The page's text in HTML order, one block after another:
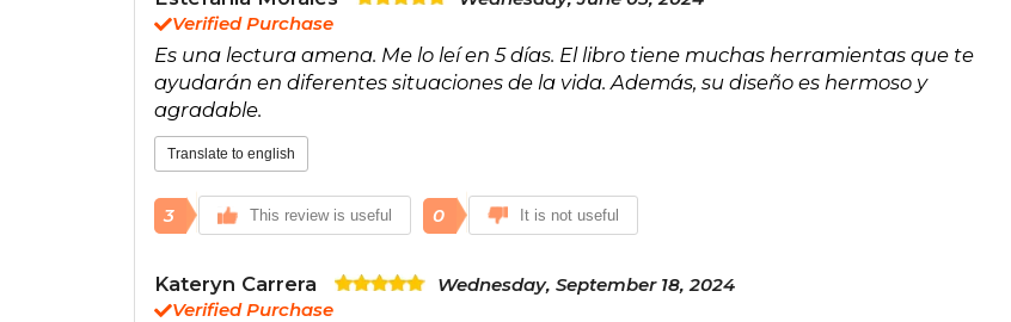
Verified Purchase
Es una lectura amena. Me lo leí en 5 días. El libro tiene muchas herramientas que te
ayudarán en diferentes situaciones de la vida. Además, su diseño es hermoso y
agradable.
Translate to english
3 This review is useful 0 It is not useful
Kateryn Carrera
Wednesday, September 18, 2024
Verified Purchase